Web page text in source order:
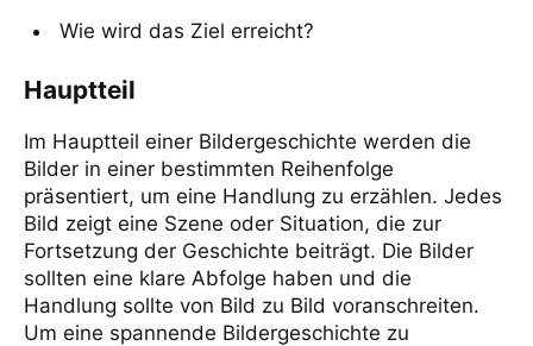
Wie wird das Ziel erreicht?
Hauptteil
Im Hauptteil einer Bildergeschichte werden die
Bilder in einer bestimmten Reihenfolge
präsentiert, um eine Handlung zu erzählen. Jedes
Bild zeigt eine Szene oder Situation, die zur
Fortsetzung der Geschichte beiträgt. Die Bilder
sollten eine klare Abfolge haben und die
Handlung sollte von Bild zu Bild voranschreiten.
Um eine spannende Bildergeschichte zu